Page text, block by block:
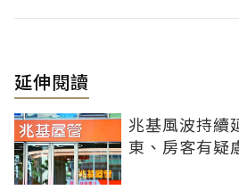
延伸閱讀
兆基風波持續
東、房客有疑